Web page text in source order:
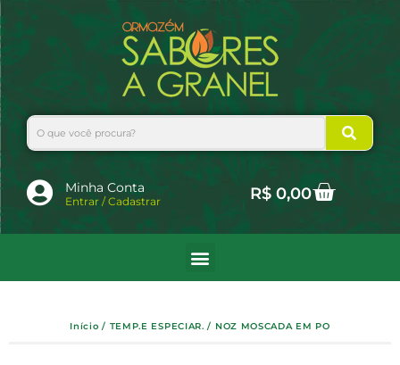
para
o
conteúdo
Search
Minha Conta
Entrar / Cadastrar R$0,00Cart
Início / TEMP.E ESPECIAR. / NOZ MOSCADA EM PO